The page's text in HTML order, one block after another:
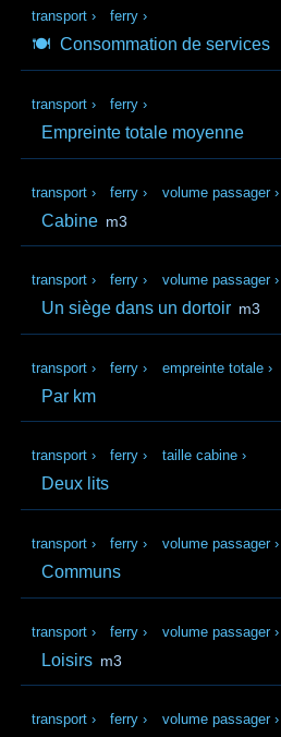
transport › ferry ›
🍽️ Consommation de services
transport › ferry ›
Empreinte totale moyenne
transport › ferry › volume passager ›
Cabine m3
transport › ferry › volume passager ›
Un siège dans un dortoir m3
transport › ferry › empreinte totale ›
Par km
transport › ferry › taille cabine ›
Deux lits
transport › ferry › volume passager ›
Communs
transport › ferry › volume passager ›
Loisirs m3
transport › ferry › volume passager ›